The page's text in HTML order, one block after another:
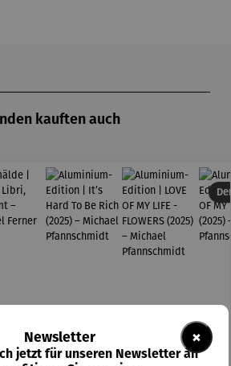
kauften auch
×
Newsletter
jetzt für unseren Newsletter an